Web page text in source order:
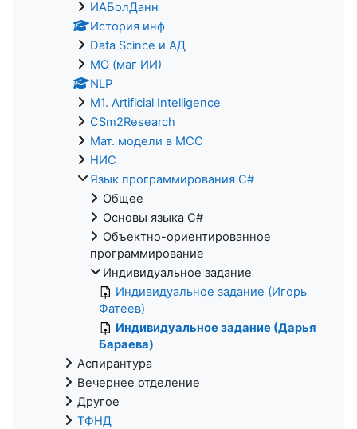
ИАБолДанн
История инф
Data Scince и АД
МО (маг ИИ)
NLP
M1. Artificial Intelligence
CSm2Research
Мат. модели в МСС
НИС
Язык программирования C#
Общее
Основы языка C#
Объектно-ориентированное
программирование
Индивидуальное задание
Индивидуальное задание (Игорь
Фатеев)
Индивидуальное задание (Дарья
Бараева)
Аспирантура
Вечернее отделение
Другое
ТФНД